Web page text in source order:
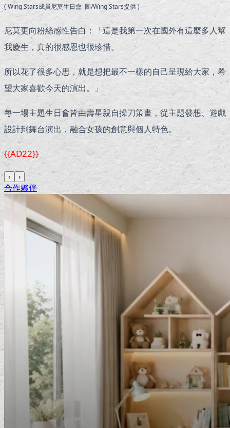
( Wing Stars成員尼莫生日會 圖/Wing Stars提供 )
尼莫更向粉絲感性告白：「這是我第一次在國外有這麼多人幫
我慶生，真的很感恩也很珍惜。
所以花了很多心思，就是想把最不一樣的自己呈現給大家，希
望大家喜歡今天的演出。」
每一場主題生日會皆由壽星親自操刀策畫，從主題發想、遊戲
設計到舞台演出，融合女孩的創意與個人特色。
{{AD22}}
‹ ›
合作夥伴